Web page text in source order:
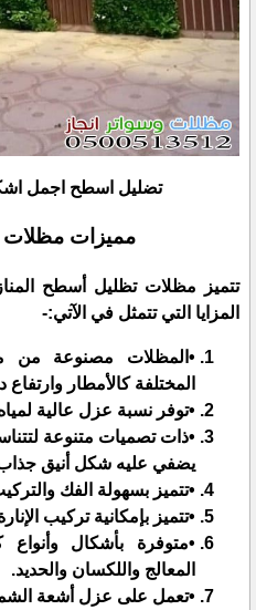
تضليل اسطح اجمل
مميزات مظلات
تتميز مظلات تظليل أسطح
المزايا التي تتمثل في الآتي:-
•المظلات مصنوعة من
المختلفة كالأمطار
•توفر نسبة عزل عالية
•ذات تصميات متنوعة
يضفي عليه شكل أنيق
•تتميز بسهولة الفك
•تتميز بإمكانية تركيب
•متوفرة بأشكال
المعالج واللكسان والحديد.
•تعمل على عزل أشعة